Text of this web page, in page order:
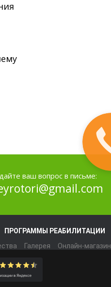
ваш вопрос в письме:
ПРОГРАММЫ РЕАБИЛИТАЦИИ
Галерея Онлайн-магазин